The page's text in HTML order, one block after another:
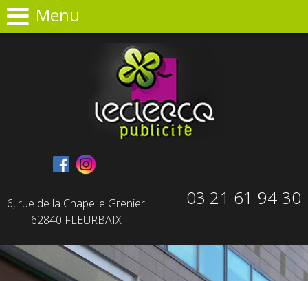
Menu
6, rue de la Chapelle Grenier
62840 FLEURBAIX
03 21 61 94 30
Panneau de gestion des cookies